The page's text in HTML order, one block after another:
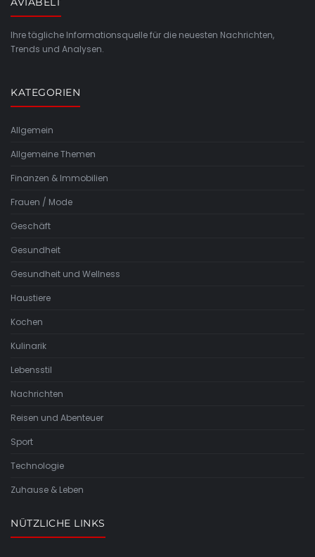
Ihre tägliche Informationsquelle für die neuesten Nachrichten,
Trends und Analysen.
KATEGORIEN
Allgemein
Allgemeine Themen
Finanzen & Immobilien
Frauen / Mode
Geschäft
Gesundheit
Gesundheit und Wellness
Haustiere
Kochen
Kulinarik
Lebensstil
Nachrichten
Reisen und Abenteuer
Sport
Technologie
Zuhause & Leben
NÜTZLICHE LINKS